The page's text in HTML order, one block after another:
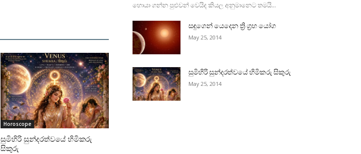
Horoscope
සුමිහිරි සුන්දරත්වයේ හිමිකරු
සිකුරු
හොයා ගන්න පුළුවන් වෙයිද කියල අනුමානෙට තමයි...
සඳුගෙන් යෙදෙන ත්‍රි ග්‍රහ යෝග
May 25, 2014
සුමිහිරි සුන්දරත්වයේ හිමිකරු සිකුරු
May 25, 2014